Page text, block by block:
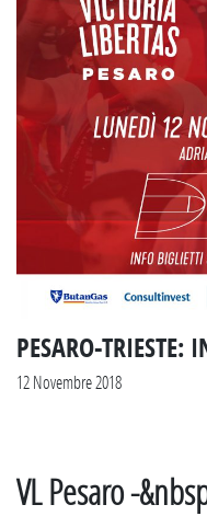
PESARO-TRIESTE:
12 Novembre 2018
VL Pesaro -